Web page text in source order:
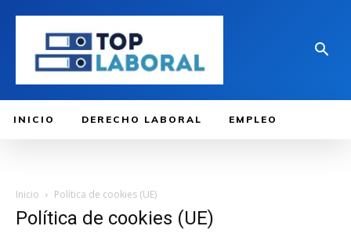
INICIO DERECHO LABORAL EMPLEO
Inicio Política de cookies (UE)
Política de cookies (UE)